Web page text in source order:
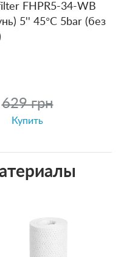
FHPR5-34-WB
5'' 45°C 5bar (без
629 грн
Купить